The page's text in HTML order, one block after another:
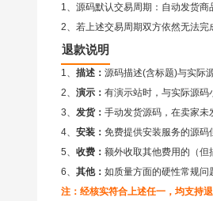
1、源码默认交易周期：自动发货
2、若上述交易周期双方依然无法
退款说明
1、 描述： 源码描述(含标题)与实际
2、 演示： 有演示站时，与实际源
3、 发货： 手动发货源码，在卖家未
4、 安装： 免费提供安装服务的源码
5、 收费： 额外收取其他费用的（
6、 其他： 如质量方面的硬性常规问
注：经核实符合上述任一，均支持